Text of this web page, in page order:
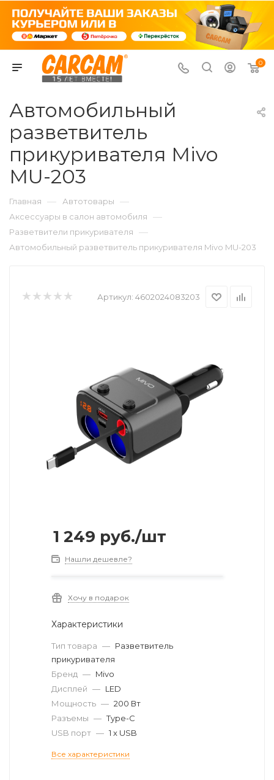
0
Автомобильный
разветвитель
прикуривателя Mivo
MU-203
Главная — Автотовары —
Аксессуары в салон автомобиля —
Разветвители прикуривателя —
Автомобильный разветвитель прикуривателя Mivo MU-203
Артикул: 4602024083203
1 249 руб./шт
Нашли дешевле?
Хочу в подарок
Характеристики
Тип товара — Разветвитель
прикуривателя
Бренд — Mivo
Дисплей — LED
Мощность — 200 Вт
Разъемы — Type-C
USB порт — 1 x USB
Все характеристики